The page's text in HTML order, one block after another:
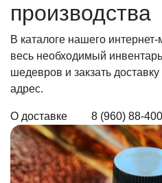
производства
В каталоге нашего
весь необходимый
шедевров и закзать
адрес.
О доставке 8 (960) 88-